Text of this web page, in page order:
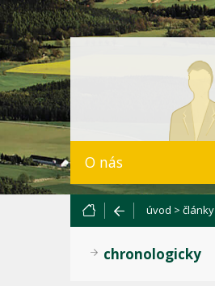
O nás
úvod > články
chronologicky